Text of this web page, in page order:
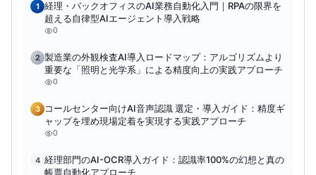
1 経理・バックオフィスのAI業務自動化入門｜RPAの限界を
超える自律型AIエージェント導入戦略
0
2 製造業の外観検査AI導入ロードマップ：アルゴリズムより
重要な「照明と光学系」による精度向上の実践アプローチ
0
3
コールセンター向けAI音声認識 選定・導入ガイド：精度ギ
ャップを埋め現場定着を実現する実践アプローチ
0
4 経理部門のAI-OCR導入ガイド：認識率100%の幻想と真の
帳票自動化アプローチ